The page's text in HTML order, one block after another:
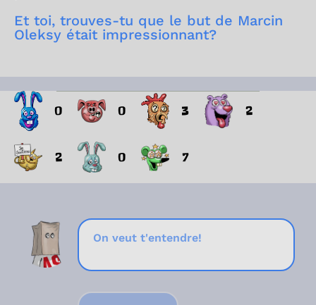
Et toi, trouves-tu que le but de Marcin
Oleksy était impressionnant?
0 0 3 2
2 0 7